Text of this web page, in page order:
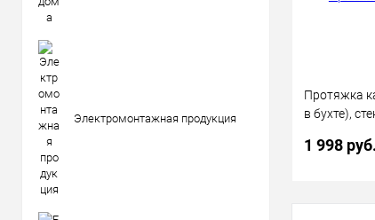
Электромонтажная продукция
Протяжка
в бухте),
1 998 руб.